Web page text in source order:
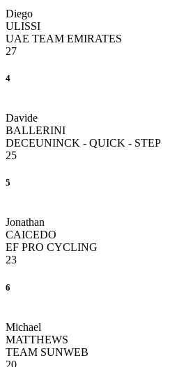
Diego
ULISSI
UAE TEAM EMIRATES
27
4
Davide
BALLERINI
DECEUNINCK - QUICK - STEP
25
5
Jonathan
CAICEDO
EF PRO CYCLING
23
6
Michael
MATTHEWS
TEAM SUNWEB
20